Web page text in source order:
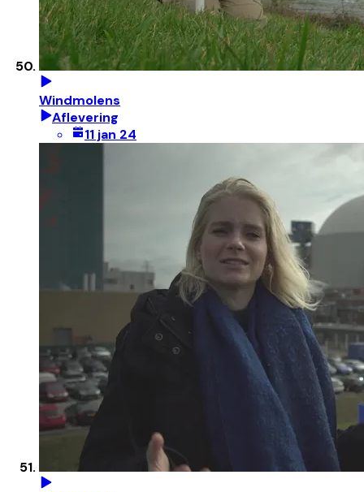
Windmolens
Aflevering
11 jan 24